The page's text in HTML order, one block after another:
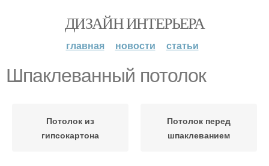
ДИЗАЙН ИНТЕРЬЕРА
главная новости статьи
Шпаклеванный потолок
Потолок из
гипсокартона
Потолок перед
шпаклеванием